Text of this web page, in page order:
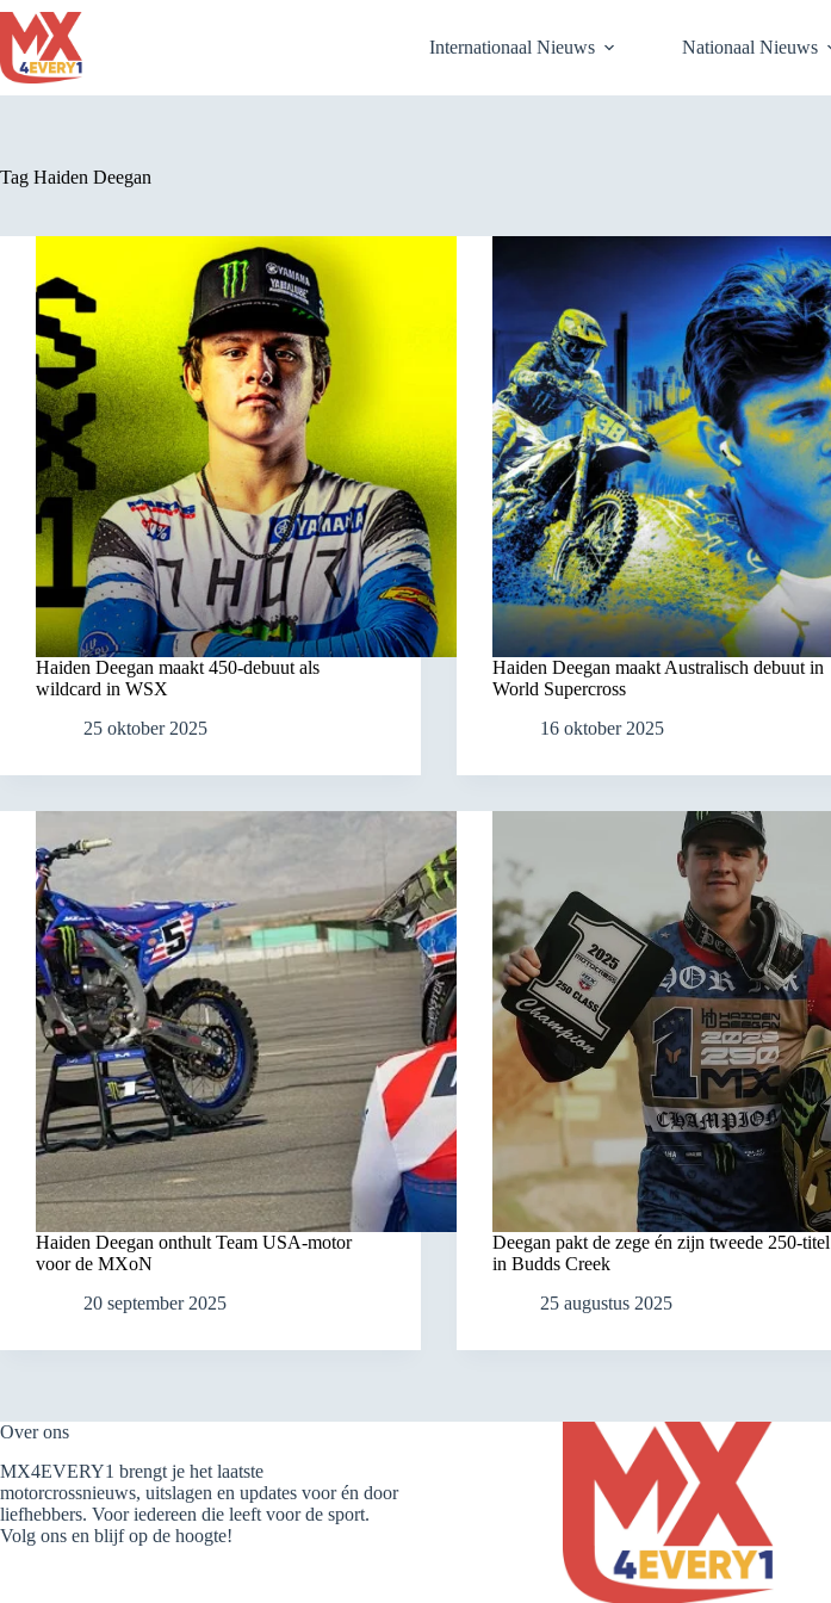
Ga
naar
inhoud
Internationaal Nieuws Nationaal Nieuws
Tag Haiden Deegan
Haiden Deegan maakt 450-debuut als
wildcard in WSX
25 oktober 2025
Haiden Deegan maakt Australisch debuut in
World Supercross
16 oktober 2025
Haiden Deegan onthult Team USA-motor
voor de MXoN
20 september 2025
Deegan pakt de zege én zijn tweede 250-titel
in Budds Creek
25 augustus 2025
Over ons
MX4EVERY1 brengt je het laatste
motorcrossnieuws, uitslagen en updates voor én door
liefhebbers. Voor iedereen die leeft voor de sport.
Volg ons en blijf op de hoogte!